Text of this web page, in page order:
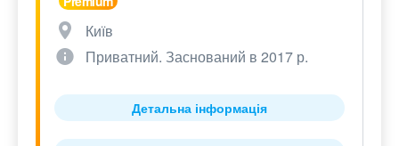
Київ
Приватний. Заснований в 2017 р.
Детальна інформація